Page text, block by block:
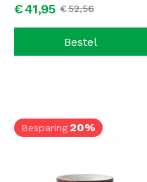
€52,56
€41,95
Bestel
Besparing 20%